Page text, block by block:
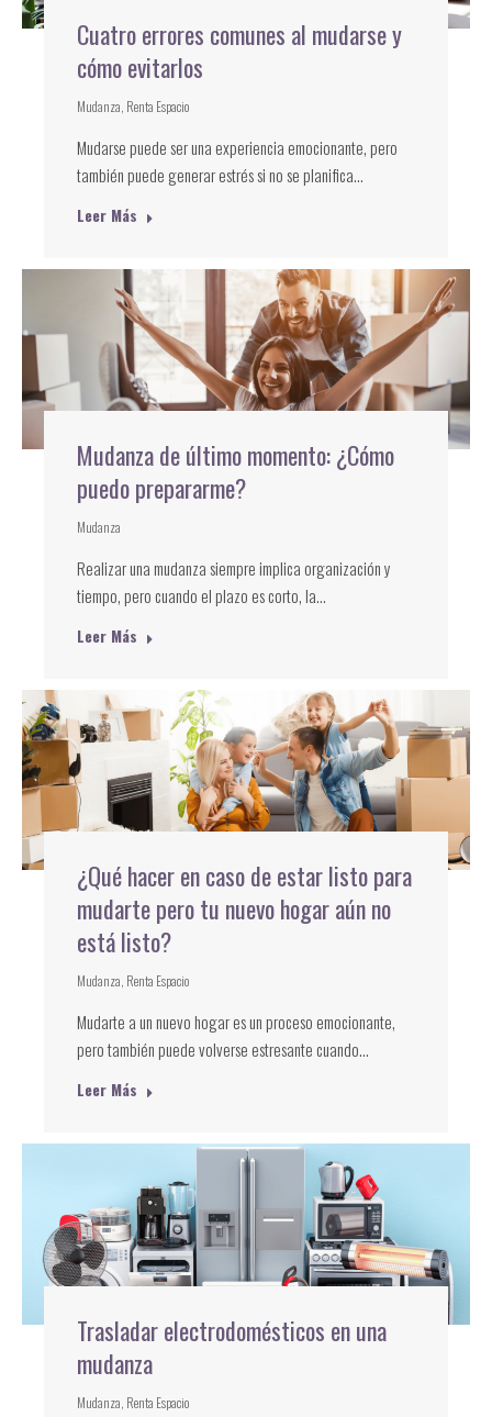
Cuatro errores comunes al mudarse y
cómo evitarlos
Mudanza Renta Espacio
Mudarse puede ser una experiencia emocionante, pero
también puede generar estrés si no se planifica…
Leer Más
Mudanza de último momento: ¿Cómo
puedo prepararme?
Mudanza
Realizar una mudanza siempre implica organización y
tiempo, pero cuando el plazo es corto, la…
Leer Más
¿Qué hacer en caso de estar listo para
mudarte pero tu nuevo hogar aún no
está listo?
Mudanza, Renta Espacio
Mudarte a un nuevo hogar es un proceso emocionante,
pero también puede volverse estresante cuando…
Leer Más
Trasladar electrodomésticos en una
mudanza
Mudanza Renta Espacio